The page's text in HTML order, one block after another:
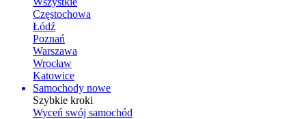
Częstochowa
Łódź
Poznań
Warszawa
Wrocław
Katowice
Samochody nowe
Szybkie kroki
Wyceń swój samochód